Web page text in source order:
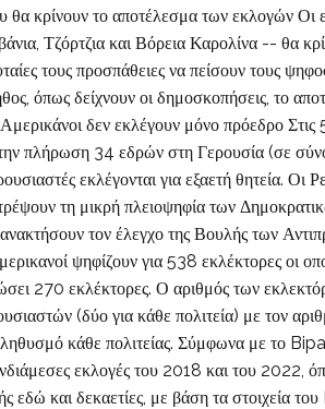
θα κρίνουν το αποτέλεσμα των εκλογών Οι
Τζόρτζια και Βόρεια Καρολίνα -- θα
τους προσπάθειες να πείσουν τους
όπως δείχνουν οι δημοσκοπήσεις, το
δεν εκλέγουν μόνο πρόεδρο
την πλήρωση 34 εδρών στη Γερουσία (σε
εκλέγονται για εξαετή θητεία. Οι
τη μικρή πλειοψηφία των
ανακτήσουν τον έλεγχο της Βουλής των
ψηφίζουν για 538 εκλέκτορες οι
270 εκλέκτορες. Ο αριθμός των
(δύο για κάθε πολιτεία) με τον
κάθε πολιτείας. Σύμφωνα με το
εκλογές του 2018 και του 2022,
και δεκαετίες, με βάση τα στοιχεία